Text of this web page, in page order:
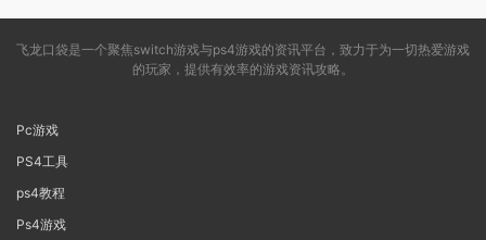
飞龙口袋是一个聚焦switch游戏与ps4游戏的资讯平台，致力于为一切热爱游戏
的玩家，提供有效率的游戏资讯攻略。
Pc游戏
PS4工具
ps4教程
Ps4游戏